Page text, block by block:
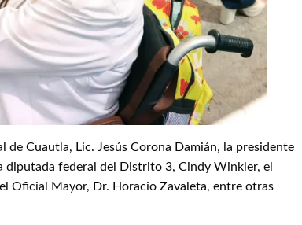
Cuautla, Lic. Jesús Corona Damián, la presidente
diputada federal del Distrito 3, Cindy Winkler, el
Oficial Mayor, Dr. Horacio Zavaleta, entre otras